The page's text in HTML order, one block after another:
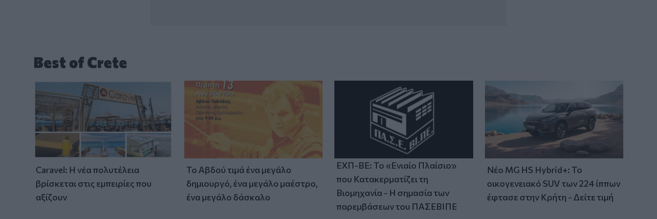
Best of Crete
Caravel: Η νέα πολυτέλεια
βρίσκεται στις εμπειρίες που
αξίζουν
Το Αβδού τιμά ένα μεγάλο
δημιουργό, ένα μεγάλο μαέστρο,
ένα μεγάλο δάσκαλο
ΕΧΠ-ΒΕ: Το «Ενιαίο Πλαίσιο»
που Κατακερματίζει τη
Βιομηχανία - Η σημασία των
παρεμβάσεων του ΠΑΣΕΒΙΠΕ
Νέο MG HS Hybrid+: Το
οικογενειακό SUV των 224 ίππων
έφτασε στην Κρήτη - Δείτε τιμή